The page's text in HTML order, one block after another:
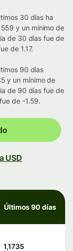
30 días ha
y un mínimo de
de 30 días fue de
de 1.17.
90 días
y un mínimo de
de 90 días fue de
de -1.59.
USD
Últimos 90 días
1,1735